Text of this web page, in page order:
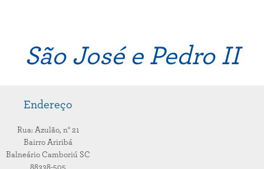
São José e Pedro II
Endereço
Rua: Azulão, n° 21
Bairro Ariribá
Balneário Camboriú SC
88338-505